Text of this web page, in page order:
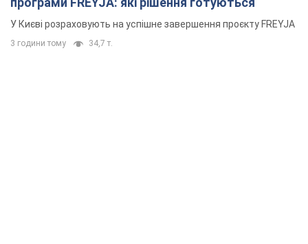
У Києві розраховують на успішне завершення проєкту FREYJA
3 години тому 34,7 т.